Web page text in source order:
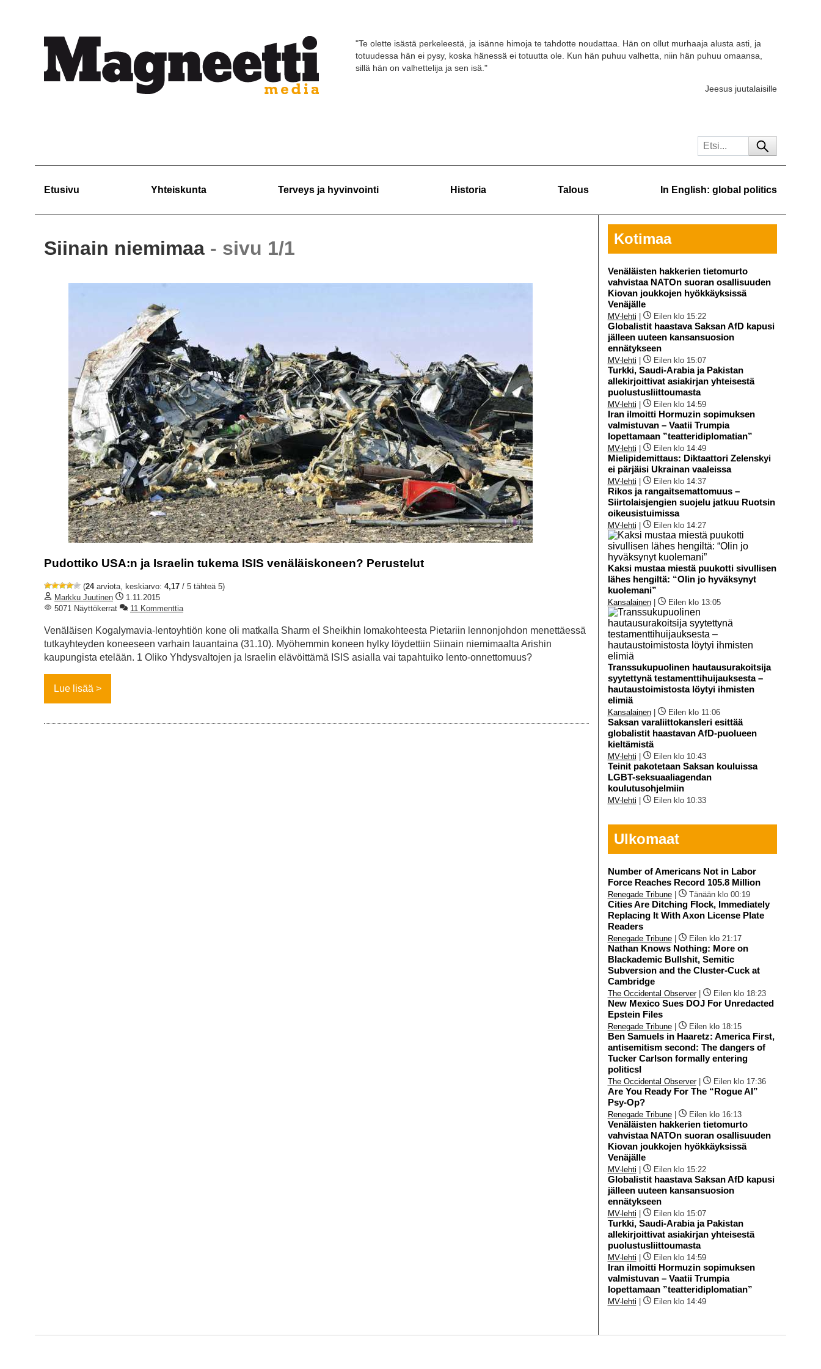
"Te olette isästä perkeleestä, ja isänne himoja te tahdotte noudattaa. Hän on ollut murhaaja alusta asti, ja
totuudessa hän ei pysy, koska hänessä ei totuutta ole. Kun hän puhuu valhetta, niin hän puhuu omaansa,
sillä hän on valhettelija ja sen isä."
Jeesus juutalaisille
Etusivu Yhteiskunta Terveys ja hyvinvointi Historia Talous In English: global politics
Siinain niemimaa - sivu 1/1
Pudottiko USA:n ja Israelin tukema ISIS venäläiskoneen? Perustelut
(24arviota, keskiarvo: 4,17 / 5 tähteä 5)
Markku Juutinen
1.11.2015
5071 Näyttökerrat
11 Kommenttia
Venäläisen Kogalymavia-lentoyhtiön kone oli matkalla Sharm el Sheikhin lomakohteesta Pietariin lennonjohdon menettäessä
tutkayhteyden koneeseen varhain lauantaina (31.10). Myöhemmin koneen hylky löydettiin Siinain niemimaalta Arishin
kaupungista etelään. 1 Oliko Yhdysvaltojen ja Israelin elävöittämä ISIS asialla vai tapahtuiko lento-onnettomuus?
Lue lisää
Kotimaa
Venäläisten hakkerien tietomurto
vahvistaa NATOn suoran osallisuuden
Kiovan joukkojen hyökkäyksissä
Venäjälle
MV-lehti Eilen klo 15:22
Globalistit haastava Saksan AfD kapusi
jälleen uuteen kansansuosion
ennätykseen
MV-lehti Eilen klo 15:07
Turkki, Saudi-Arabia ja Pakistan
allekirjoittivat asiakirjan yhteisestä
puolustusliittoumasta
MV-lehti Eilen klo 14:59
Iran ilmoitti Hormuzin sopimuksen
valmistuvan – Vaatii Trumpia
lopettamaan ”teatteridiplomatian”
MV-lehti Eilen klo 14:49
Mielipidemittaus: Diktaattori Zelenskyi
ei pärjäisi Ukrainan vaaleissa
MV-lehti Eilen klo 14:37
Rikos ja rangaitsemattomuus –
Siirtolaisjengien suojelu jatkuu Ruotsin
oikeusistuimissa
MV-lehti Eilen klo 14:27
Kaksi mustaa miestä puukotti sivullisen
lähes hengiltä: “Olin jo hyväksynyt
kuolemani”
Kansalainen| Eilen klo 13:05
Transsukupuolinen hautausurakoitsija
syytettynä testamenttihuijauksesta –
hautaustoimistosta löytyi ihmisten
elimiä
Kansalainen| Eilen klo 11:06
Saksan varaliittokansleri esittää
globalistit haastavan AfD-puolueen
kieltämistä
MV-lehti Eilen klo 10:43
Teinit pakotetaan Saksan kouluissa
LGBT-seksuaaliagendan
koulutusohjelmiin
MV-lehti Eilen klo 10:33
Ulkomaat
Number of Americans Not in Labor
Force Reaches Record 105.8 Million
Renegade Tribune| Tänään klo 00:19
Cities Are Ditching Flock, Immediately
Replacing It With Axon License Plate
Readers
Renegade Tribune| Eilen klo 21:17
Nathan Knows Nothing: More on
Blackademic Bullshit, Semitic
Subversion and the Cluster-Cuck at
Cambridge
The Occidental Observer| Eilen klo 18:23
New Mexico Sues DOJ For Unredacted
Epstein Files
Renegade Tribune| Eilen klo 18:15
Ben Samuels in Haaretz: America First,
antisemitism second: The dangers of
Tucker Carlson formally entering
politicsI
The Occidental Observer| Eilen klo 17:36
Are You Ready For The “Rogue AI”
Psy-Op?
Renegade Tribune| Eilen klo 16:13
Venäläisten hakkerien tietomurto
vahvistaa NATOn suoran osallisuuden
Kiovan joukkojen hyökkäyksissä
Venäjälle
MV-lehti Eilen klo 15:22
Globalistit haastava Saksan AfD kapusi
jälleen uuteen kansansuosion
ennätykseen
MV-lehti Eilen klo 15:07
Turkki, Saudi-Arabia ja Pakistan
allekirjoittivat asiakirjan yhteisestä
puolustusliittoumasta
MV-lehti Eilen klo 14:59
Iran ilmoitti Hormuzin sopimuksen
valmistuvan – Vaatii Trumpia
lopettamaan ”teatteridiplomatian”
MV-lehti Eilen klo 14:49